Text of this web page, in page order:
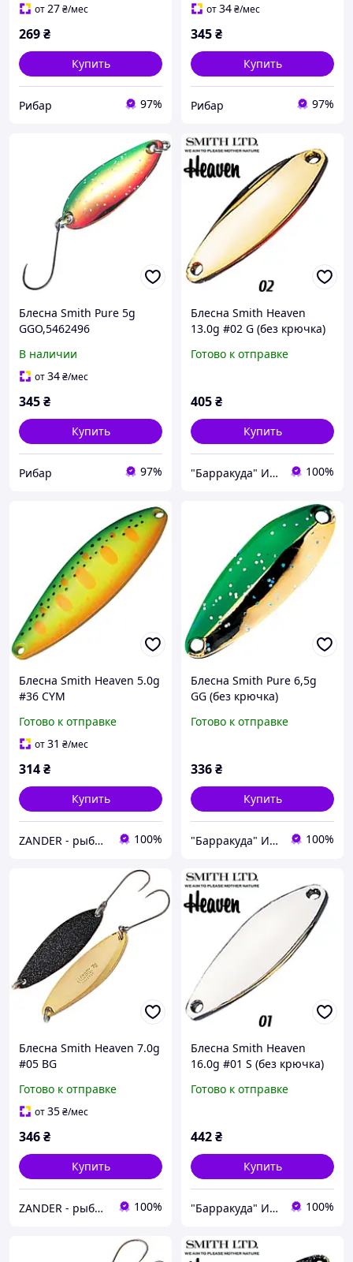
от27₴/мес
269₴
Купить
Рибар 97%
от34₴/мес
345₴
Купить
Рибар 97%
Блесна Smith Pure 5g
GGO,5462496
В наличии
от34₴/мес
345₴
Купить
Рибар 97%
Блесна Smith Heaven
13.0g #02 G (без крючка)
Готово к отправке
405₴
Купить
"Барракуда" Интернет-магазин 100%
Блесна Smith Heaven 5.0g
#36 CYM
Готово к отправке
от31 ₴/мес
314₴
Купить
ZANDER - рыболовный интернет-магазин 100%
Блесна Smith Pure 6,5g
GG (без крючка)
Готово к отправке
336₴
Купить
"Барракуда" Интернет-магазин 100%
Блесна Smith Heaven 7.0g
#05 BG
Готово к отправке
от35₴/мес
346₴
Купить
ZANDER - рыболовный интернет-магазин 100%
Блесна Smith Heaven
16.0g #01 S (без крючка)
Готово к отправке
442₴
Купить
"Барракуда" Интернет-магазин 100%